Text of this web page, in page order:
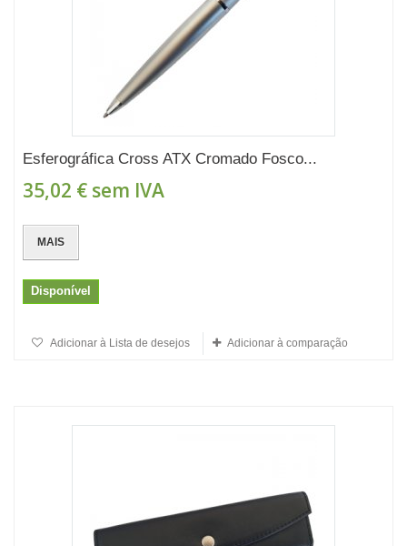
Esferográfica Cross ATX Cromado Fosco...
35,02 € sem IVA
MAIS
Disponível
Adicionar à Lista de desejos Adicionar à comparação